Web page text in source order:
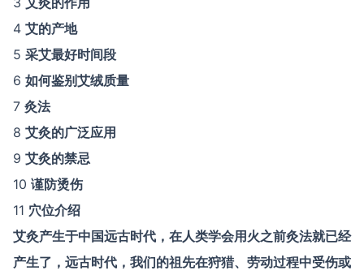
4 艾的产地
5 采艾最好时间段
6 如何鉴别艾绒质量
7 灸法
8 艾灸的广泛应用
9 艾灸的禁忌
10 谨防烫伤
11 穴位介绍
艾灸产生于中国远古时代，在人类学会用火之前灸法就已经
产生了，远古时代，我们的祖先在狩猎、劳动过程中受伤或